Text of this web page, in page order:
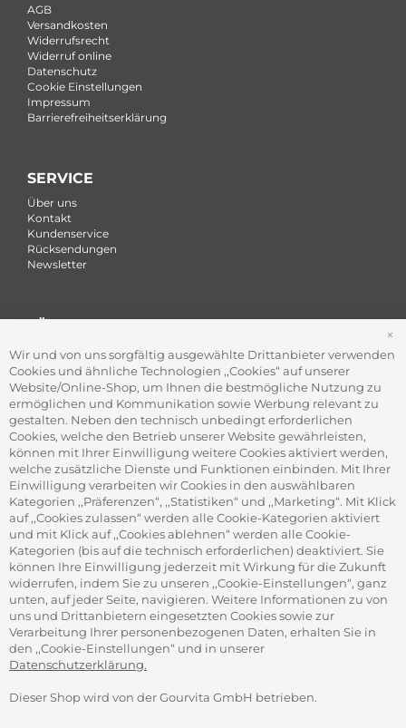
AGB
Versandkosten
Widerrufsrecht
Widerruf online
Datenschutz
Cookie Einstellungen
Impressum
Barrierefreiheitserklärung
SERVICE
Über uns
Kontakt
Kundenservice
Rücksendungen
Newsletter
FÜR FIRMEN
Office Coffee Kaffee für das Büro
Firmenkundenservice
Firmenrabatt-Programm
Werbegeschenke
ADRESSE
Gourvita GmbH
Adam-Opel-Str. 19
63322 Rödermark
SICHER ZAHLEN
Wir und von uns sorgfältig ausgewählte Drittanbieter verwenden
Cookies und ähnliche Technologien ,,Cookies“ auf unserer
Website/Online-Shop, um Ihnen die bestmögliche Nutzung zu
ermöglichen und Kommunikation sowie Werbung relevant zu
gestalten. Neben den technisch unbedingt erforderlichen
Cookies, welche den Betrieb unserer Website gewährleisten,
können mit Ihrer Einwilligung weitere Cookies aktiviert werden,
welche zusätzliche Dienste und Funktionen einbinden. Mit Ihrer
Einwilligung verarbeiten wir Cookies in den auswählbaren
Kategorien ,,Präferenzen“, ,,Statistiken“ und ,,Marketing“. Mit Klick
auf ,,Cookies zulassen“ werden alle Cookie-Kategorien aktiviert
und mit Klick auf ,,Cookies ablehnen“ werden alle Cookie-
Kategorien (bis auf die technisch erforderlichen) deaktiviert. Sie
können Ihre Einwilligung jederzeit mit Wirkung für die Zukunft
widerrufen, indem Sie zu unseren ,,Cookie-Einstellungen“, ganz
unten, auf jeder Seite, navigieren. Weitere Informationen zu von
uns und Drittanbietern eingesetzten Cookies sowie zur
Verarbeitung Ihrer personenbezogenen Daten, erhalten Sie in
den ,,Cookie-Einstellungen“ und in unserer
Datenschutzerklärung.
Dieser Shop wird von der Gourvita GmbH betrieben.